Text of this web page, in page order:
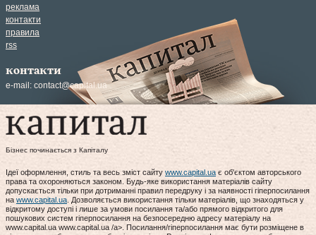
реклама
контакти
правила
rss
контакти
e-mail: contact@capital.ua
Бізнес починається з Капіталу
Ідеї оформлення, стиль та весь зміст сайту www.capital.ua є об'єктом авторського
права та охороняються законом. Будь-яке використання матеріалів сайту
допускається тільки при дотриманні правил передруку і за наявності гіперпосилання
на www.capital.ua . Дозволяється використання тільки матеріалів, що знаходяться у
відкритому доступі і лише за умови посилання та/або прямого відкритого для
пошукових систем гіперпосилання на безпосередню адресу матеріалу на
www.capital.ua www.capital.ua /a>. Посилання/гіперпосилання має бути розміщене в